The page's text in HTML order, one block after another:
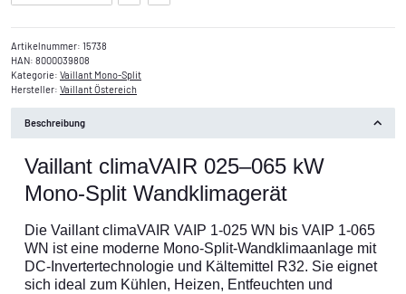
Artikelnummer: 15738
HAN: 8000039808
Kategorie: Vaillant Mono-Split
Hersteller: Vaillant Östereich
Beschreibung
Vaillant climaVAIR 025–065 kW
Mono-Split Wandklimagerät
Die Vaillant climaVAIR VAIP 1-025 WN bis VAIP 1-065
WN ist eine moderne Mono-Split-Wandklimaanlage mit
DC-Invertertechnologie und Kältemittel R32. Sie eignet
sich ideal zum Kühlen, Heizen, Entfeuchten und